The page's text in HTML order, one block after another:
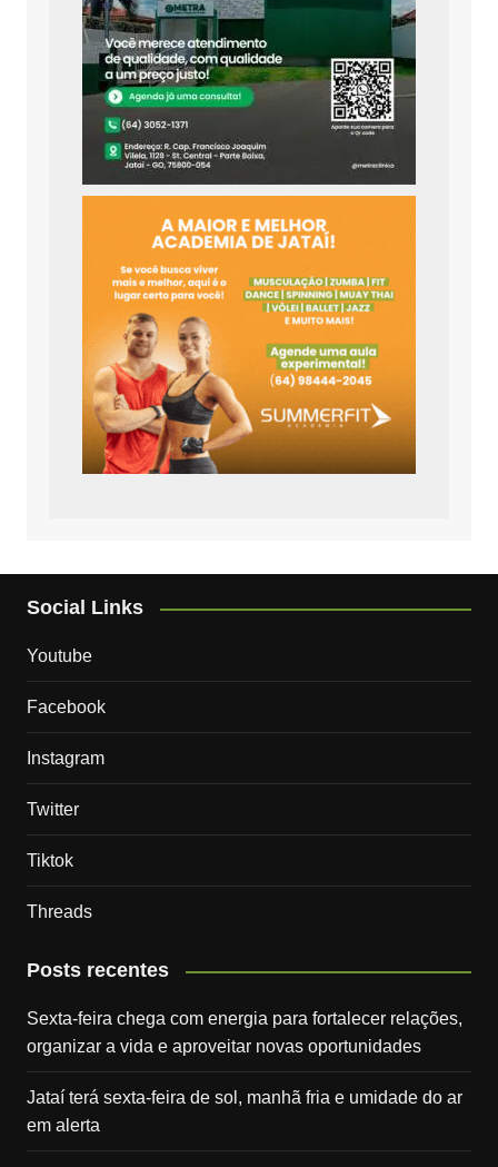
Social Links
Youtube
Facebook
Instagram
Twitter
Tiktok
Threads
Posts recentes
Sexta-feira chega com energia para fortalecer relações,
organizar a vida e aproveitar novas oportunidades
Jataí terá sexta-feira de sol, manhã fria e umidade do ar
em alerta